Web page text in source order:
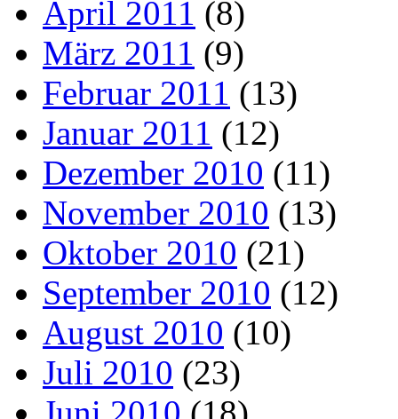
April 2011 (8)
März 2011 (9)
Februar 2011 (13)
Januar 2011 (12)
Dezember 2010 (11)
November 2010 (13)
Oktober 2010 (21)
September 2010 (12)
August 2010 (10)
Juli 2010 (23)